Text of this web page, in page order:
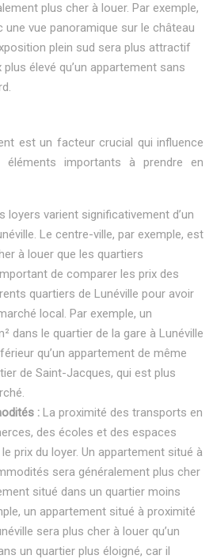
plus cher à louer. Par exemple,
une vue panoramique sur le château
plein sud sera plus attractif
élevé qu’un appartement sans
est un facteur crucial qui influence
éléments importants à prendre en
loyers varient significativement d’un
Le centre-ville, par exemple, est
à louer que les quartiers
de comparer les prix des
quartiers de Lunéville pour avoir
local. Par exemple, un
dans le quartier de la gare à Lunéville
qu’un appartement de même
de Saint-Jacques, qui est plus
: La proximité des transports en
des écoles et des espaces
prix du loyer. Un appartement situé à
sera généralement plus cher
situé dans un quartier moins
un appartement situé à proximité
sera plus cher à louer qu’un
un quartier plus éloigné, car il